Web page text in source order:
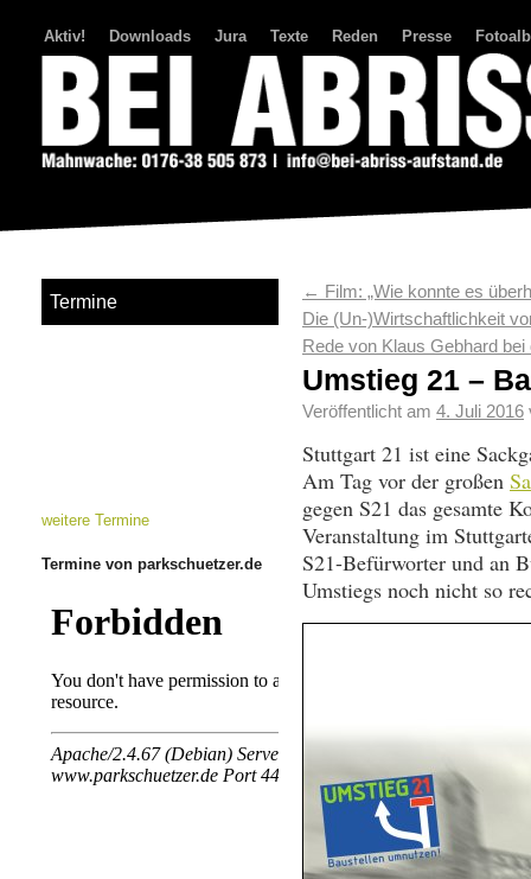
Aktiv! Downloads Jura Texte Reden Presse
← Film: „Wie konnte es
Die (Un-)Wirtschaftlichkeit
Rede von Klaus Gebhard
Umstieg 21 –
Veröffentlicht am 4. Juli 2016
Stuttgart 21 ist eine
Am Tag vor der großen
gegen S21 das gesamte
Veranstaltung im
S21-Befürworter und an
Umstiegs noch nicht so
Termine
weitere Termine
Termine von parkschuetzer.de